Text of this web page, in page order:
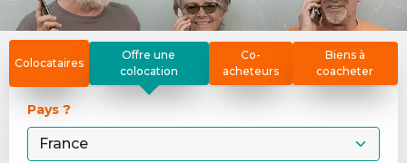
Colocataires
Offre une
colocation
Co-
acheteurs
Biens à
coacheter
Pays ?